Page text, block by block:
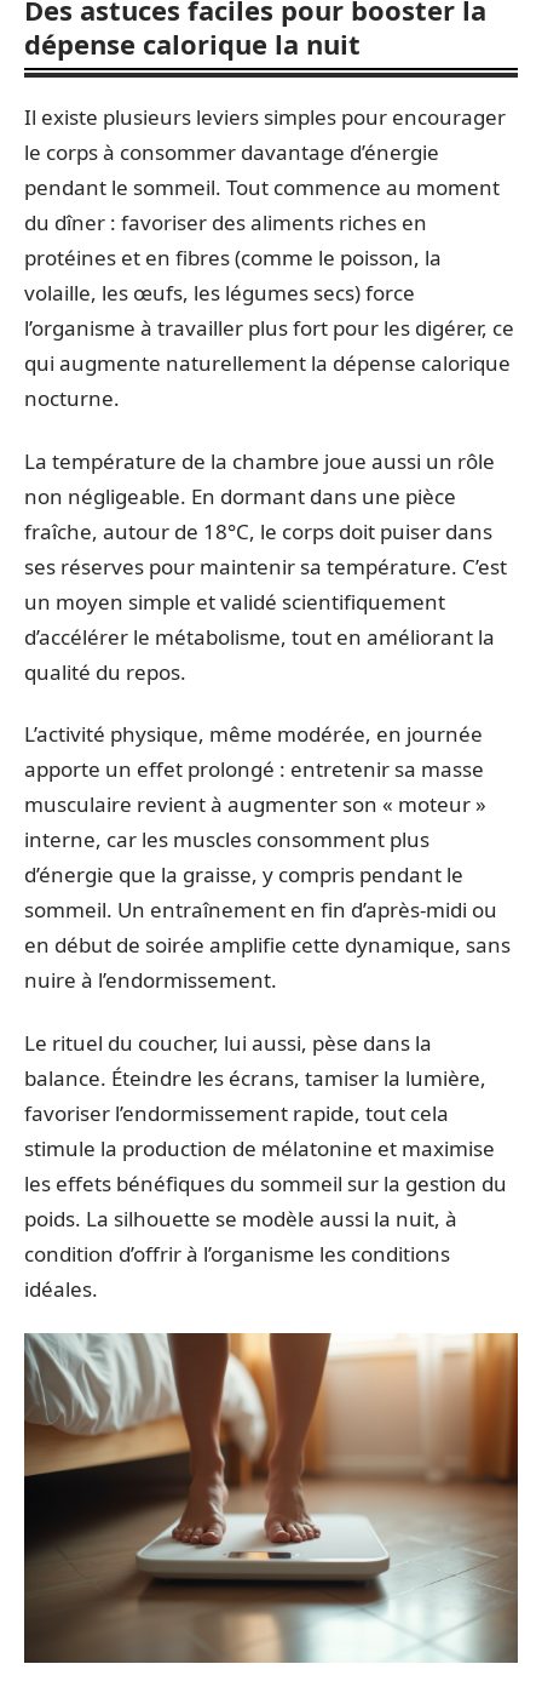
Des astuces faciles pour booster la
dépense calorique la nuit
Il existe plusieurs leviers simples pour encourager
le corps à consommer davantage d’énergie
pendant le sommeil. Tout commence au moment
du dîner : favoriser des aliments riches en
protéines et en fibres (comme le poisson, la
volaille, les œufs, les légumes secs) force
l’organisme à travailler plus fort pour les digérer, ce
qui augmente naturellement la dépense calorique
nocturne.
La température de la chambre joue aussi un rôle
non négligeable. En dormant dans une pièce
fraîche, autour de 18°C, le corps doit puiser dans
ses réserves pour maintenir sa température. C’est
un moyen simple et validé scientifiquement
d’accélérer le métabolisme, tout en améliorant la
qualité du repos.
L’activité physique, même modérée, en journée
apporte un effet prolongé : entretenir sa masse
musculaire revient à augmenter son « moteur »
interne, car les muscles consomment plus
d’énergie que la graisse, y compris pendant le
sommeil. Un entraînement en fin d’après-midi ou
en début de soirée amplifie cette dynamique, sans
nuire à l’endormissement.
Le rituel du coucher, lui aussi, pèse dans la
balance. Éteindre les écrans, tamiser la lumière,
favoriser l’endormissement rapide, tout cela
stimule la production de mélatonine et maximise
les effets bénéfiques du sommeil sur la gestion du
poids. La silhouette se modèle aussi la nuit, à
condition d’offrir à l’organisme les conditions
idéales.